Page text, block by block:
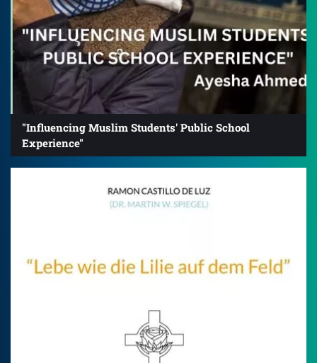
"Influencing Muslim Students' Public School
Experience"